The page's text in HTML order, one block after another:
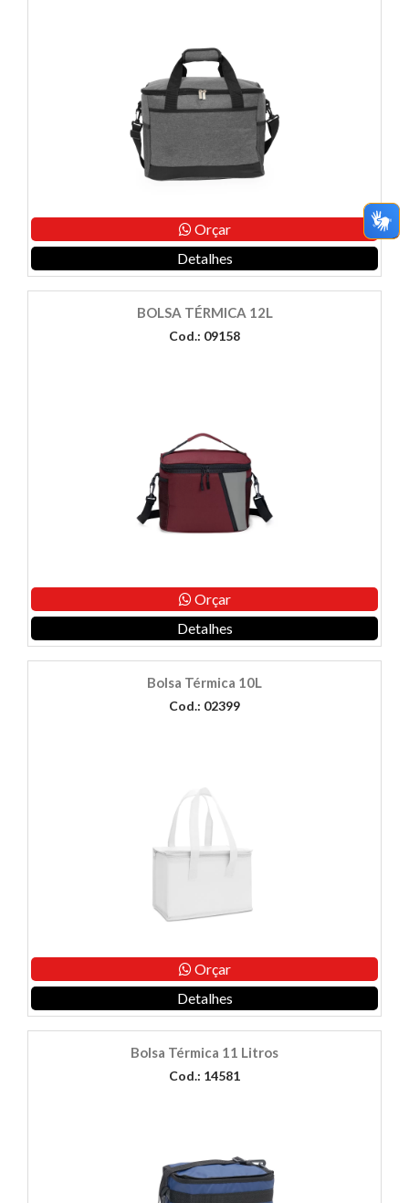
Orçar
Detalhes
BOLSA TÉRMICA 12L
Cod.: 09158
Orçar
Detalhes
Bolsa Térmica 10L
Cod.: 02399
Orçar
Detalhes
Bolsa Térmica 11 Litros
Cod.: 14581